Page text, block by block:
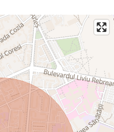
Timișoara, cu potențial de